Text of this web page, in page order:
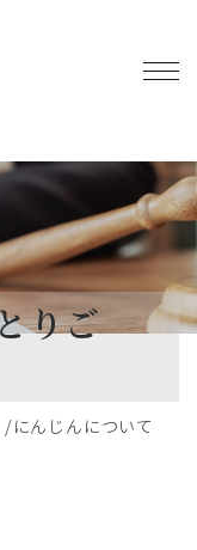
りご
にんじんについて